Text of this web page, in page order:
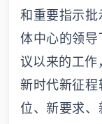
和重要指示批
体中心的领导
议以来的工作
新时代新征程
位、新要求